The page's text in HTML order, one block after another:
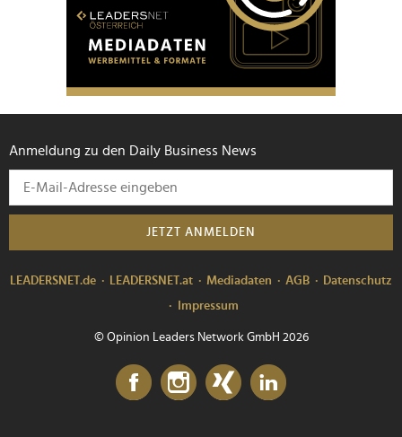
Anmeldung zu den Daily Business News
JETZT ANMELDEN
LEADERSNET.de LEADERSNET.at Mediadaten AGB
Datenschutz
Impressum
© Opinion Leaders Network GmbH 2026